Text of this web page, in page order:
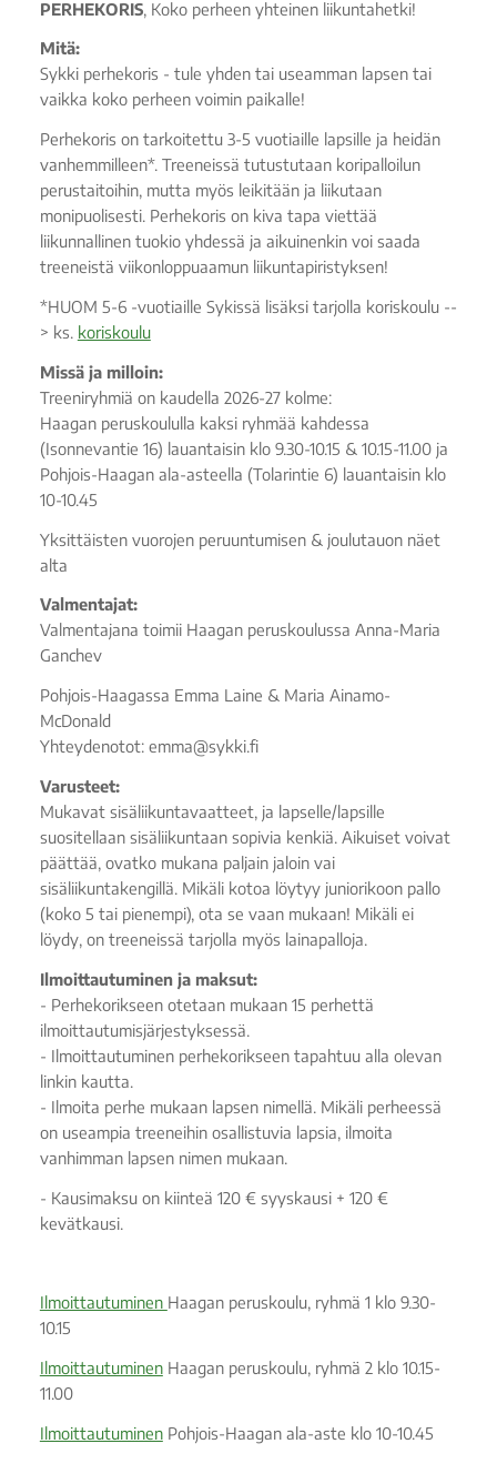
PERHEKORIS, Koko perheen yhteinen liikuntahetki!
Mitä:
Sykki perhekoris - tule yhden tai useamman lapsen tai
vaikka koko perheen voimin paikalle!
Perhekoris on tarkoitettu 3-5 vuotiaille lapsille ja heidän
vanhemmilleen*. Treeneissä tutustutaan koripalloilun
perustaitoihin, mutta myös leikitään ja liikutaan
monipuolisesti. Perhekoris on kiva tapa viettää
liikunnallinen tuokio yhdessä ja aikuinenkin voi saada
treeneistä viikonloppuaamun liikuntapiristyksen!
*HUOM 5-6 -vuotiaille Sykissä lisäksi tarjolla koriskoulu --
> ks. koriskoulu
Missä ja milloin:
Treeniryhmiä on kaudella 2026-27 kolme:
Haagan peruskoululla kaksi ryhmää kahdessa
(Isonnevantie 16) lauantaisin klo 9.30-10.15 & 10.15-11.00 ja
Pohjois-Haagan ala-asteella (Tolarintie 6) lauantaisin klo
10-10.45
Yksittäisten vuorojen peruuntumisen & joulutauon näet
alta
Valmentajat:
Valmentajana toimii Haagan peruskoulussa Anna-Maria
Ganchev
Pohjois-Haagassa Emma Laine & Maria Ainamo-
McDonald
Yhteydenotot: emma@sykki.fi
Varusteet:
Mukavat sisäliikuntavaatteet, ja lapselle/lapsille
suositellaan sisäliikuntaan sopivia kenkiä. Aikuiset voivat
päättää, ovatko mukana paljain jaloin vai
sisäliikuntakengillä. Mikäli kotoa löytyy juniorikoon pallo
(koko 5 tai pienempi), ota se vaan mukaan! Mikäli ei
löydy, on treeneissä tarjolla myös lainapalloja.
Ilmoittautuminen ja maksut:
- Perhekorikseen otetaan mukaan 15 perhettä
ilmoittautumisjärjestyksessä.
- Ilmoittautuminen perhekorikseen tapahtuu alla olevan
linkin kautta.
- Ilmoita perhe mukaan lapsen nimellä. Mikäli perheessä
on useampia treeneihin osallistuvia lapsia, ilmoita
vanhimman lapsen nimen mukaan.
- Kausimaksu on kiinteä 120 € syyskausi + 120 €
kevätkausi.
Ilmoittautuminen Haagan peruskoulu, ryhmä 1 klo 9.30-
10.15
IlmoittautuminenHaagan peruskoulu, ryhmä 2 klo 10.15-
11.00
IlmoittautuminenPohjois-Haagan ala-aste klo 10-10.45